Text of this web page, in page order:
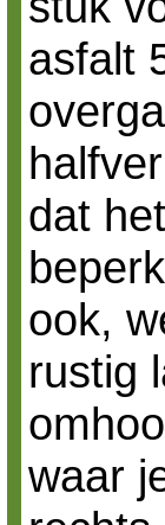
asfalt
dat
ook,
rustig
waar